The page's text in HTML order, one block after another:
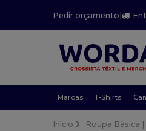
Pedir orçamento|
Marcas T-Shirts
Início Roupa Básica